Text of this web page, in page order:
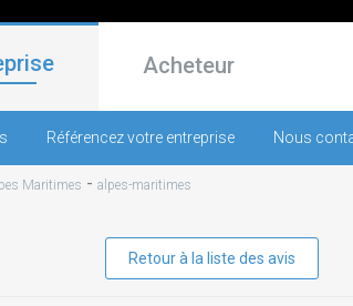
Acheteur
Référencez votre entreprise Nous
Maritimes - alpes-maritimes
Retour à la liste des avis